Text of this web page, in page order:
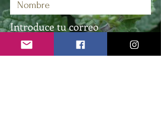
Introduce tu correo
electrónico